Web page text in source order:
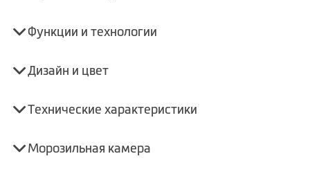
Функции и технологии
Дизайн и цвет
Технические характеристики
Морозильная камера